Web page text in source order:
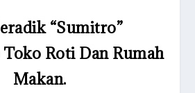
“Sumitro”
Roti Dan Rumah
Makan.